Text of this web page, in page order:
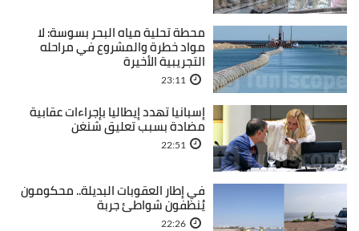
محطة تحلية مياه البحر بسوسة: لا
مواد خطرة والمشروع في مراحله
التجريبية الأخيرة
23:11
إسبانيا تهدد إيطاليا بإجراءات عقابية
مضادة بسبب تعليق شنغن
22:51
في إطار العقوبات البديلة.. محكومون
يُنظفون شواطئ جربة
22:26